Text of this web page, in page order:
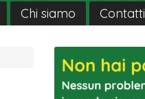
Chi siamo Contatti